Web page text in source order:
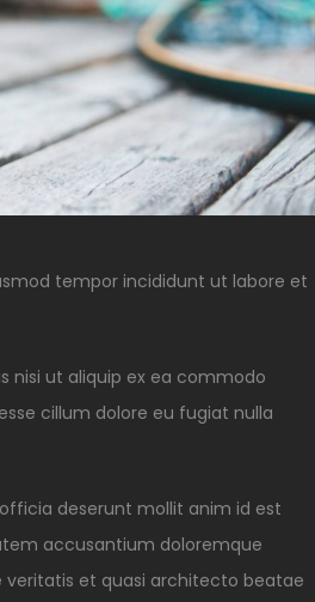
tempor incididunt ut labore et
nisi ut aliquip ex ea commodo
cillum dolore eu fugiat nulla
deserunt mollit anim id est
accusantium doloremque
et quasi architecto beatae